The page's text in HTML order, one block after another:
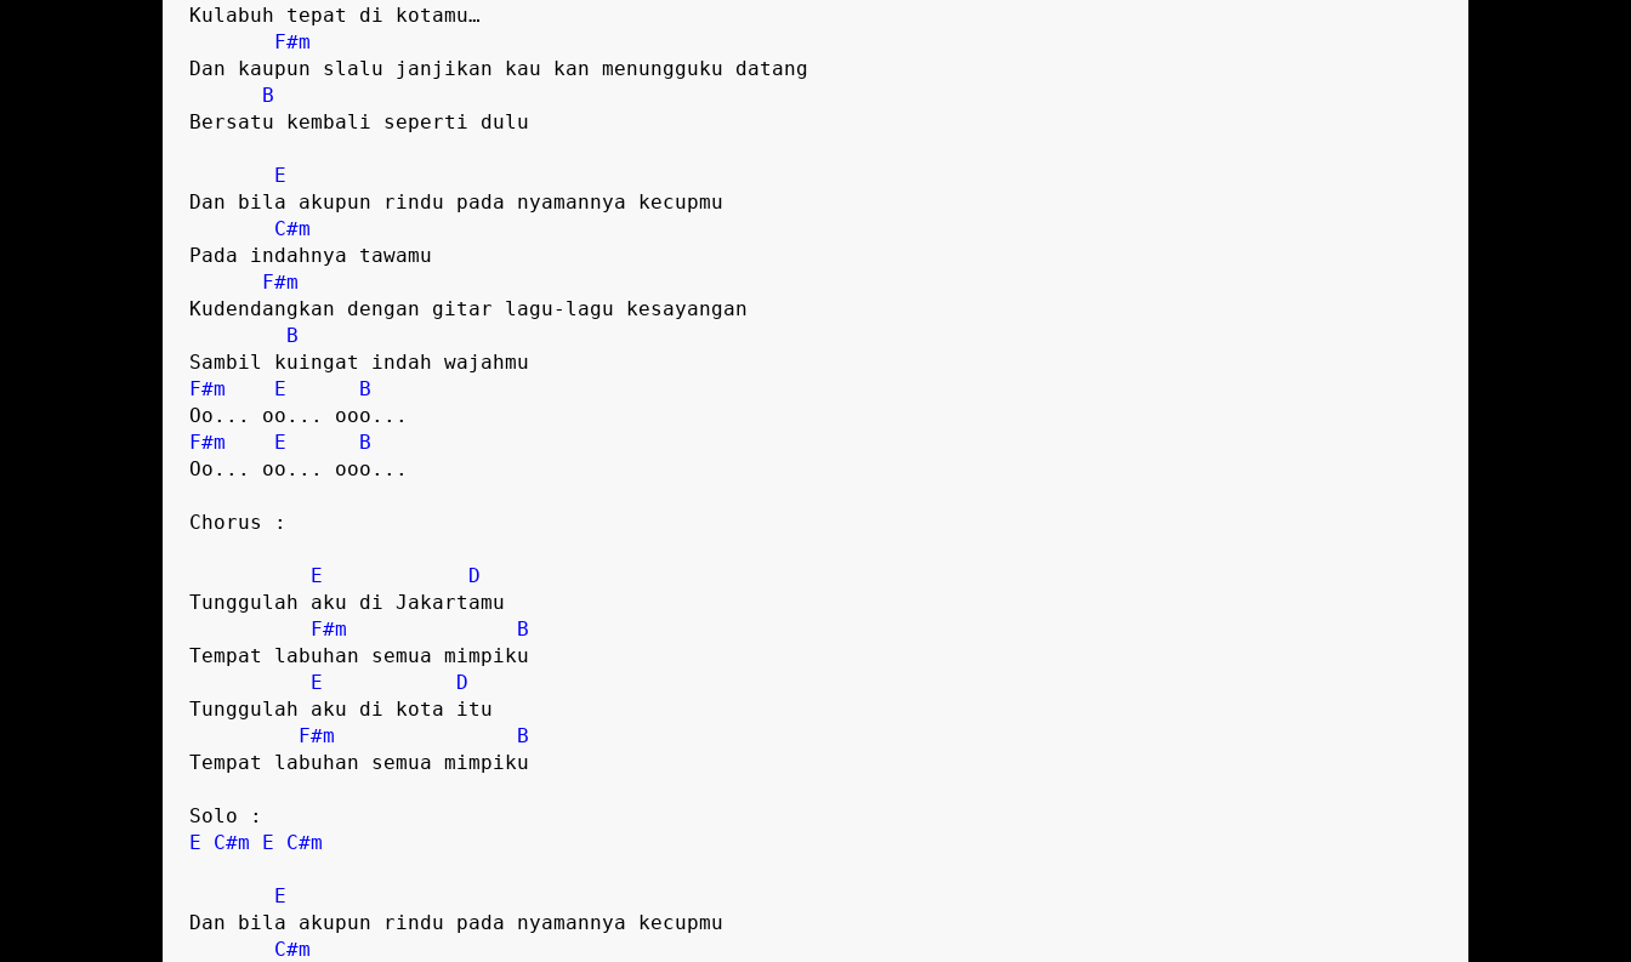
Kulabuh tepat di kotamu…
F#m
Dan kaupun slalu janjikan kau kan menungguku datang
B
Bersatu kembali seperti dulu
E
Dan bila akupun rindu pada nyamannya kecupmu
C#m
Pada indahnya tawamu
F#m
Kudendangkan dengan gitar lagu-lagu kesayangan
B
Sambil kuingat indah wajahmu
F#m
E
B
Oo... oo... ooo...
F#m
E
B
Oo... oo... ooo...
Chorus :
E
D
Tunggulah aku di Jakartamu
F#m
B
Tempat labuhan semua mimpiku
E
D
Tunggulah aku di kota itu
F#m
B
Tempat labuhan semua mimpiku
Solo :
E
C#m E C#m
E
Dan bila akupun rindu pada nyamannya kecupmu
C#m